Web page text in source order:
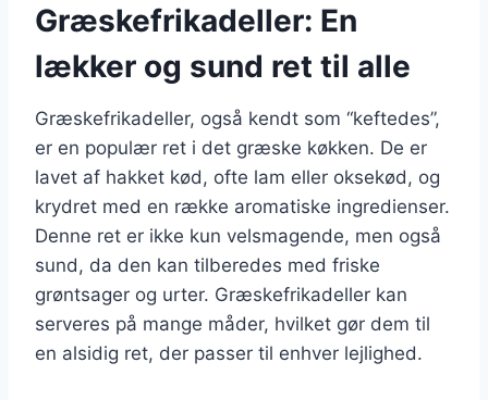
Græskefrikadeller: En
lækker og sund ret til alle
Græskefrikadeller, også kendt som “keftedes”,
er en populær ret i det græske køkken. De er
lavet af hakket kød, ofte lam eller oksekød, og
krydret med en række aromatiske ingredienser.
Denne ret er ikke kun velsmagende, men også
sund, da den kan tilberedes med friske
grøntsager og urter. Græskefrikadeller kan
serveres på mange måder, hvilket gør dem til
en alsidig ret, der passer til enhver lejlighed.